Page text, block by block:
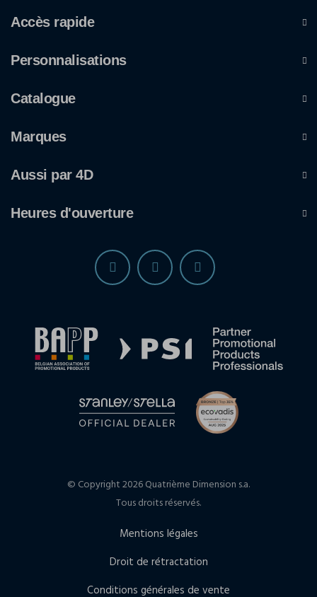
Accès rapide
Personnalisations
Catalogue
Marques
Aussi par 4D
Heures d'ouverture
© Copyright 2026 Quatrième Dimension s.a.
Tous droits réservés.
Mentions légales
Droit de rétractation
Conditions générales de vente